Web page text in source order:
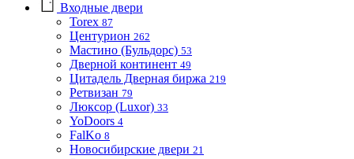
Входные двери
Torex 87
Центурион 262
Мастино (Бульдорс) 53
Дверной континент 49
Цитадель Дверная биржа 219
Ретвизан 79
Люксор (Luxor) 33
YoDoors 4
FalKo 8
Новосибирские двери 21